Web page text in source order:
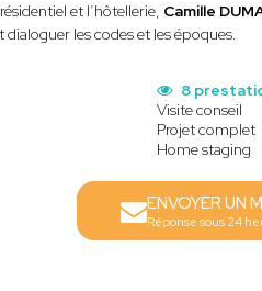
et l’hôtellerie, Camille
dialoguer les codes et les époques.
8
Visite conseil
Projet complet
Home staging
ENVOYER UN
Réponse sous 24